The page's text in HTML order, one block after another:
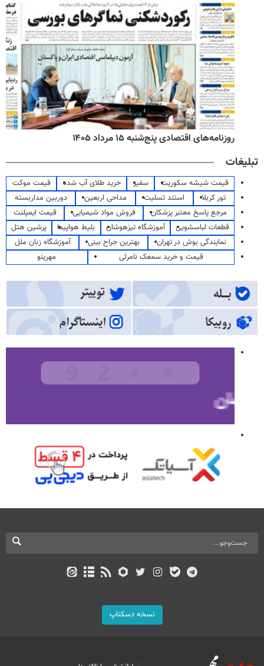
روزنامه‌های اقتصادی پنج‌شنبه ۱۵ مرداد ۱۴۰۵
تبلیغات
قیمت شیشه سکوریت سفیر خرید طلای آب شده
قیمت موکت
تور کربلا
استند تسلیت مداحی اربعین
دوربین مداربسته
مرجع پاسخ معتبر پزشکان
فروش مواد شیمیایی
قیمت ایمپلنت
قطعات لباسشویی
آموزشگاه تیزهوشان بلیط هواپیما
پرشین هتل
نمایندگی بوش در تهران
بهترین جراح بینی
آموزشگاه زبان ملل
قیمت و خرید سمعک نامرئی
مهرینو
نسخه دسکتاپ